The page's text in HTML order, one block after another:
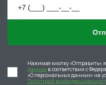
Нажимая кнопку «Отправить»,
данных в соответствии с
«О персональных данных» на
Политикой